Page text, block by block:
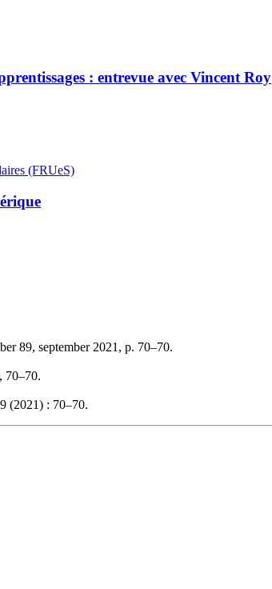
: entrevue avec Vincent Roy
(FRUeS)
89, september 2021, p. 70–70.
70–70.
(2021) : 70–70.